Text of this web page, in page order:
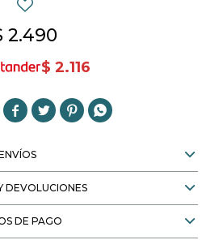
2.490
$ 2.116
   
DEVOLUCIONES
DE PAGO